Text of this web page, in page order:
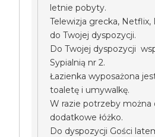
letnie pobyty.
Telewizja grecka,
do Twojej dyspozycji.
Do Twojej dyspozycji
Sypialnią nr 2.
Łazienka wyposażona
toaletę i umywalkę.
W razie potrzeby można
dodatkowe łóżko.
Do dyspozycji Gości